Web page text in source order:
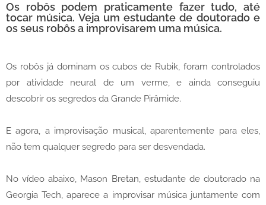
Os robôs podem praticamente fazer tudo, até
tocar música. Veja um estudante de doutorado e
os seus robôs a improvisarem uma música.
Os robôs já dominam os cubos de Rubik, foram controlados
por atividade neural de um verme, e ainda conseguiu
descobrir os segredos da Grande Pirâmide.
E agora, a improvisação musical, aparentemente para eles,
não tem qualquer segredo para ser desvendada.
No vídeo abaixo, Mason Bretan, estudante de doutorado na
Georgia Tech, aparece a improvisar música juntamente com